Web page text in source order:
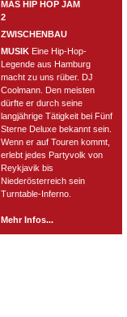
2
ZWISCHENBAU
MUSIK Eine Hip-Hop-
Legende aus Hamburg
macht zu uns rüber. DJ
Coolmann. Den meisten
dürfte er durch seine
langjährige Tätigkeit bei Fünf
Sterne Deluxe bekannt sein.
Wenn er auf Touren kommt,
erlebt jedes Partyvolk von
Reykjavik bis
Niederösterreich sein
Turntable-Inferno.
Mehr Infos...